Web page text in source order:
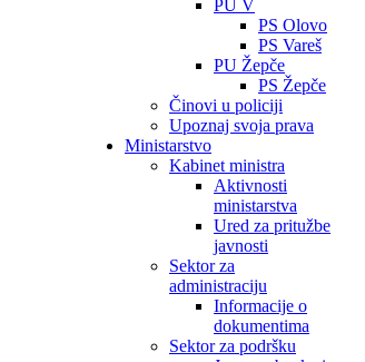
PU V
PS Olovo
PS Vareš
PU Žepče
PS Žepče
Činovi u policiji
Upoznaj svoja prava
Ministarstvo
Kabinet ministra
Aktivnosti
ministarstva
Ured za pritužbe
javnosti
Sektor za
administraciju
Informacije o
dokumentima
Sektor za podršku